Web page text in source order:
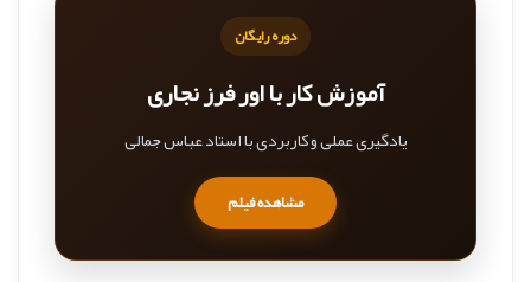
دوره رایگان
آموزش کار با اور فرز نجاری
یادگیری عملی و کاربردی با استاد عباس جمالی
مشاهده فیلم